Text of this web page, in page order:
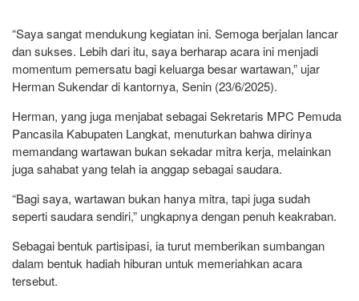
“Saya sangat mendukung kegiatan ini. Semoga berjalan lancar
dan sukses. Lebih dari itu, saya berharap acara ini menjadi
momentum pemersatu bagi keluarga besar wartawan,” ujar
Herman Sukendar di kantornya, Senin (23/6/2025).
Herman, yang juga menjabat sebagai Sekretaris MPC Pemuda
Pancasila Kabupaten Langkat, menuturkan bahwa dirinya
memandang wartawan bukan sekadar mitra kerja, melainkan
juga sahabat yang telah ia anggap sebagai saudara.
“Bagi saya, wartawan bukan hanya mitra, tapi juga sudah
seperti saudara sendiri,” ungkapnya dengan penuh keakraban.
Sebagai bentuk partisipasi, ia turut memberikan sumbangan
dalam bentuk hadiah hiburan untuk memeriahkan acara
tersebut.